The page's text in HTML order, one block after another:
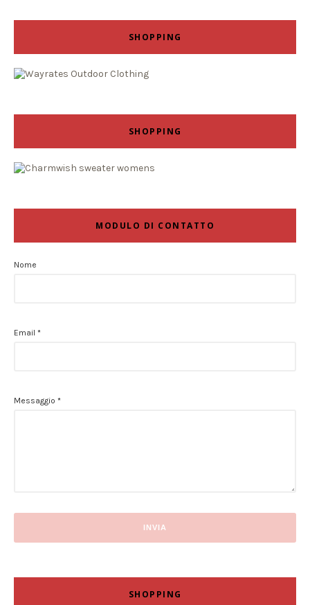
SHOPPING
SHOPPING
MODULO DI CONTATTO
Nome
Email *
Messaggio *
SHOPPING